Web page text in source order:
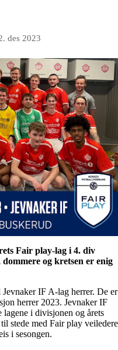
des 2023
Fair play-lag i 4. div
og kretsen er enig
IF A-lag herrer. De er
herrer 2023. Jevnaker IF
i divisjonen og årets
stede med Fair play veiledere
i sesongen.